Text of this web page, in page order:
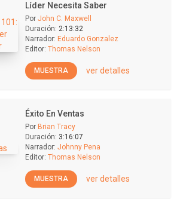
Líder Necesita Saber
Por John C. Maxwell
Duración: 2:13:32
Narrador: Eduardo Gonzalez
Editor: Thomas Nelson
MUESTRA ver detalles
Éxito En Ventas
Por Brian Tracy
Duración: 3:16:07
Narrador: Johnny Pena
Editor: Thomas Nelson
MUESTRA ver detalles